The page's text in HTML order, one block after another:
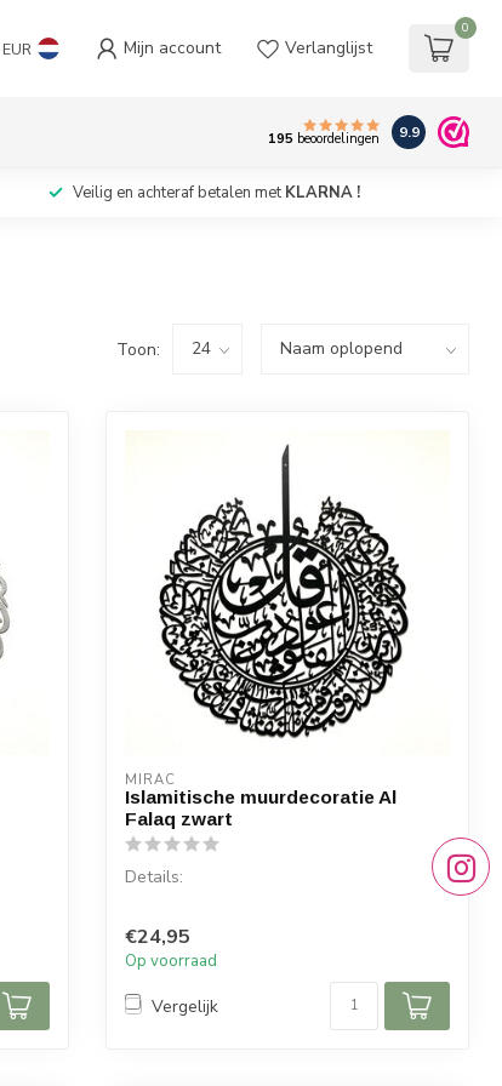
EUR Mijn account Verlanglijst
0
195 beoordelingen 9.9
Veilig en achteraf betalen met KLARNA !
Toon:
MIRAC
Islamitische muurdecoratie Al
Falaq zwart
Details:
Materiaal: Hout
Afmetingen: 65 x 55 (hoogte x bree...
€24,95
Op voorraad
Vergelijk